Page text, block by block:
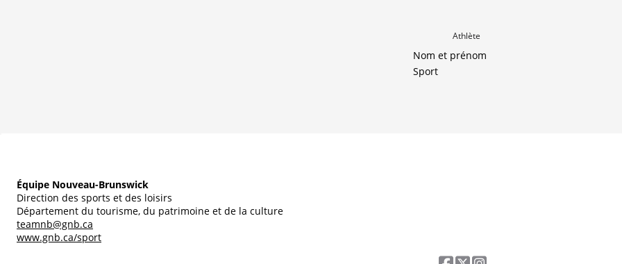
Athlète
Nom et prénom
Sport
Équipe Nouveau-Brunswick
Direction des sports et des loisirs
Département du tourisme, du patrimoine et de la culture
teamnb@gnb.ca
www.gnb.ca/sport